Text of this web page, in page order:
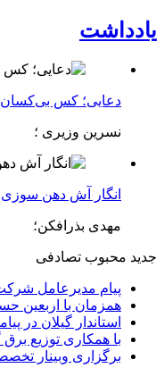
یادداشت
دعایی؛ کس بی‌کسان
نسرین وزیری ؛
انگار آش دهن
مهدی بذرافکن؛
جدید محبوب تصادفی
پیام مدیرعامل
همزمان با اربعین
استاندار گیلان در
با همکاری توزیع
برگزاری وبینار